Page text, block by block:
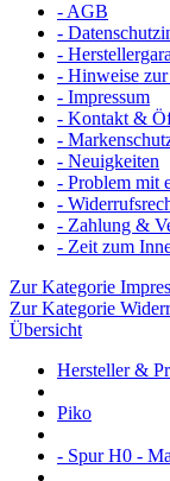
- AGB
-
-
- Hinweise
- Impressum
- Kontakt &
-
- Neuigkeiten
- Problem mit
-
- Zahlung &
- Zeit zum
Zur Kategorie
Zur Kategorie
Übersicht
Hersteller &
Piko
- Spur H0 -